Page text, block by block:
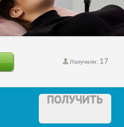
Получили: 17
ПОЛУЧИТЬ